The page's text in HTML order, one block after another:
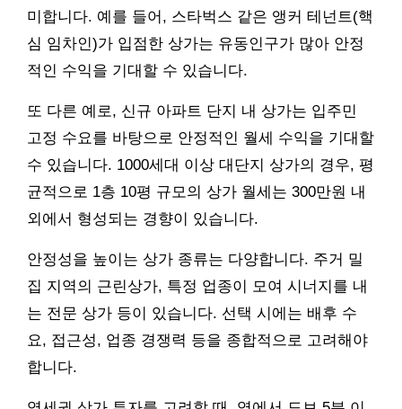
미합니다. 예를 들어, 스타벅스 같은 앵커 테넌트(핵
심 임차인)가 입점한 상가는 유동인구가 많아 안정
적인 수익을 기대할 수 있습니다.
또 다른 예로, 신규 아파트 단지 내 상가는 입주민
고정 수요를 바탕으로 안정적인 월세 수익을 기대할
수 있습니다. 1000세대 이상 대단지 상가의 경우, 평
균적으로 1층 10평 규모의 상가 월세는 300만원 내
외에서 형성되는 경향이 있습니다.
안정성을 높이는 상가 종류는 다양합니다. 주거 밀
집 지역의 근린상가, 특정 업종이 모여 시너지를 내
는 전문 상가 등이 있습니다. 선택 시에는 배후 수
요, 접근성, 업종 경쟁력 등을 종합적으로 고려해야
합니다.